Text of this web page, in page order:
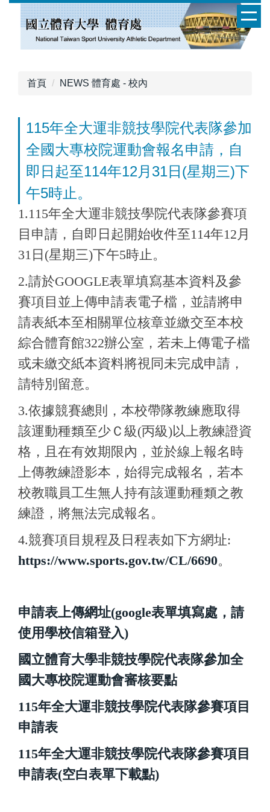
首頁 NEWS 體育處 - 校內
115年全大運非競技學院代表隊參加
全國大專校院運動會報名申請，自
即日起至114年12月31日(星期三)下
午5時止。
1.115年全大運非競技學院代表隊參賽項
目申請，自即日起開始收件至114年12月
31日(星期三)下午5時止。
2.請於GOOGLE表單填寫基本資料及參
賽項目並上傳申請表電子檔 ，並請將申
請表紙本至相關單位核章並繳交至本校
綜合體育館322辦公室，若未上傳電子檔
或未繳交紙本資料將視同未完成申請，
請特別留意。
3.依據競賽總則，本校帶隊教練應取得
該運動種類至少Ｃ級(丙級)以上教練證資
格，且在有效期限內，並於線上報名時
上傳教練證影本，始得完成報名，若本
校教職員工生無人持有該運動種類之教
練證，將無法完成報名。
4.競賽項目規程及日程表如下方網址:
https://www.sports.gov.tw/CL/6690。
申請表上傳網址(google表單填寫處，請
使用學校信箱登入)
國立體育大學非競技學院代表隊參加全
國大專校院運動會審核要點
115年全大運非競技學院代表隊參賽項目
申請表
115年全大運非競技學院代表隊參賽項目
申請表(空白表單下載點)